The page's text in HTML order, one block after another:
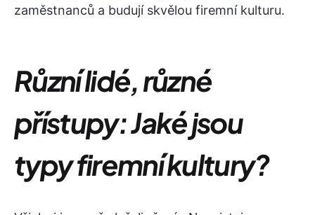
zaměstnanců a budují skvělou firemní kulturu.
Různí lidé, různé
přístupy: Jaké jsou
typy firemní kultury?